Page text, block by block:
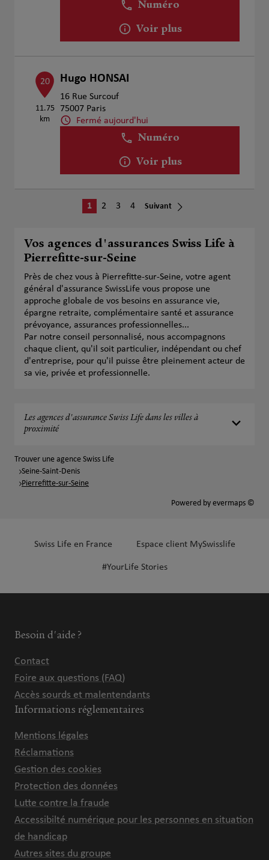
Numéro
Voir plus
20
11.75
km
Hugo HONSAI
16 Rue Surcouf
75007 Paris
Fermé aujourd'hui
Numéro
Voir plus
1 2 3 4 Suivant
Vos agences d'assurances Swiss Life à
Pierrefitte-sur-Seine
Près de chez vous à Pierrefitte-sur-Seine, votre agent
général d'assurance SwissLife vous propose une
approche globale de vos besoins en assurance vie,
épargne retraite, complémentaire santé et assurance
prévoyance, assurances professionnelles...
Par notre conseil personnalisé, nous accompagnons
chaque client, qu'il soit particulier, indépendant ou chef
d'entreprise, pour qu'il puisse être pleinement acteur de
sa vie, privée et professionnelle.
Les agences d'assurance Swiss Life dans les villes à
proximité
Trouver une agence Swiss Life
Seine-Saint-Denis
Pierrefitte-sur-Seine
Powered by evermaps ©
Swiss Life en France Espace client MySwisslife
#YourLife Stories
Besoin d'aide ?
Contact
Foire aux questions (FAQ)
Accès sourds et malentendants
Informations réglementaires
Mentions légales
Réclamations
Gestion des cookies
Protection des données
Lutte contre la fraude
Accessibilté numérique pour les personnes en situation
de handicap
Autres sites du groupe